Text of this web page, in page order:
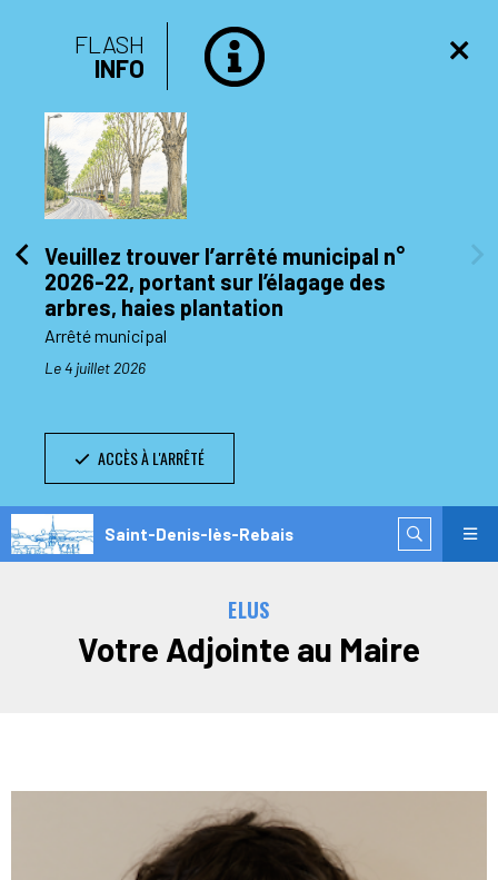
FLASH
INFO
Veuillez trouver l’arrêté municipal n°
2026-22, portant sur l’élagage des
arbres, haies plantation
Arrêté municipal
Le 4 juillet 2026
ACCÈS À L'ARRÊTÉ
Saint-Denis-lès-Rebais
ELUS
Votre Adjointe au Maire